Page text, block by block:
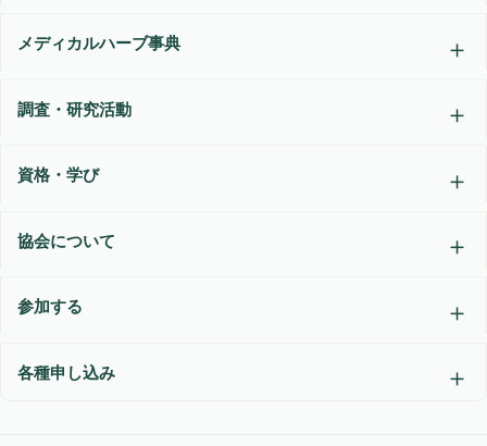
メディカルハーブ事典
調査・研究活動
資格・学び
協会について
参加する
各種申し込み